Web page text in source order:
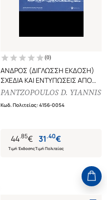
(0)
ΑΝΔΡΟΣ (ΔΙΓΛΩΣΣΗ ΕΚΔΟΣΗ)
ΣΧΕΔΙΑ ΚΑΙ ΕΝΤΥΠΩΣΕΙΣ ΑΠΟ
ΤΟ ΝΗΣΙ ΜΟΥ
PANTZOPOULOS D. YIANNIS
Κωδ. Πολιτείας:4156-0054
44.85€
Τιμή Έκδοσης
31.40€
Τιμή Πολιτείας